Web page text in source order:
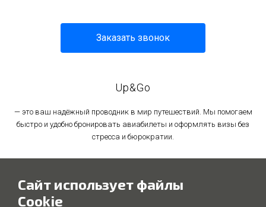
Заказать звонок
Up&Go
— это ваш надёжный проводник в мир путешествий. Мы помогаем
быстро и удобно бронировать авиабилеты и оформлять визы без
стресса и бюрократии.
Политика использования файлов cookie
Сайт использует файлы
Cookie